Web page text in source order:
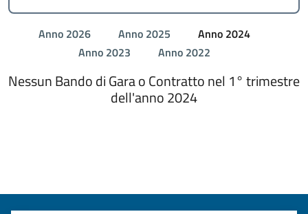
Anno 2026 Anno 2025
Anno 2024
Anno 2023
Anno 2022
Nessun Bando di Gara o Contratto nel 1° trimestre
dell'anno 2024